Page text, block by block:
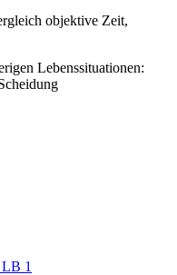
objektive Zeit,
Lebenssituationen:
1